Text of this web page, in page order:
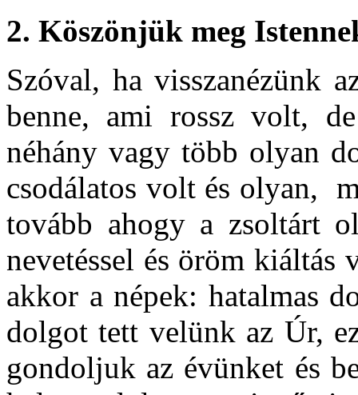
2. Köszönjük meg
Szóval, ha visszanézünk
benne, ami rossz volt,
néhány vagy több olyan
csodálatos volt és olyan,
tovább ahogy a zsoltárt
nevetéssel és öröm
akkor a népek: hatalmas
dolgot tett velünk az Úr,
gondoljuk az évünket és